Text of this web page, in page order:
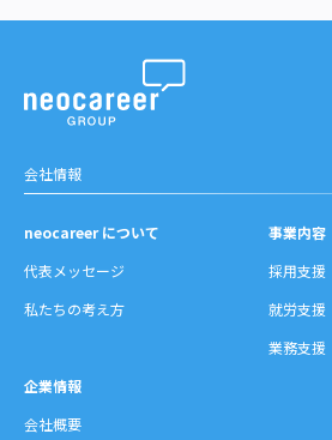
会社情報
neocareer について
代表メッセージ
私たちの考え方
事業内容
採用支援
就労支援
業務支援
企業情報
会社概要